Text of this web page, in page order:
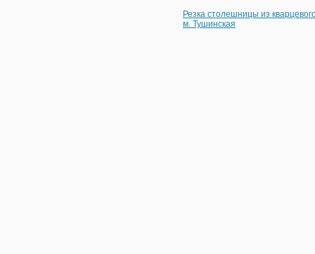
Резка столешницы из
м. Тушинская